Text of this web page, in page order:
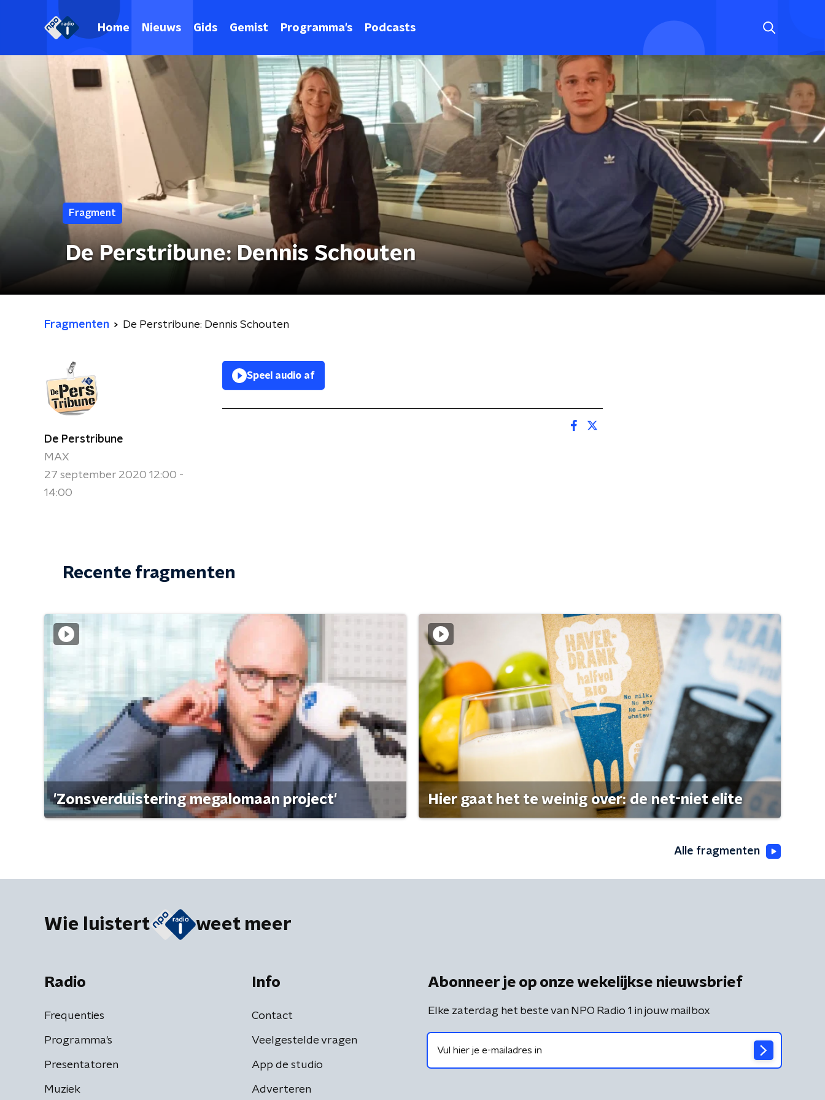
Home Nieuws Gids Gemist Programma's Podcasts
Fragment
De Perstribune: Dennis Schouten
Fragmenten De Perstribune: Dennis Schouten
De Perstribune
MAX
27 september 2020 12:00 -
14:00
Speel audio af
Recente fragmenten
'Zonsverduistering megalomaan project' Hier gaat het te weinig over: de net-niet elite
Alle fragmenten
Wie luistert weet meer
Radio
Frequenties
Programma's
Presentatoren
Muziek
Info
Contact
Veelgestelde vragen
App de studio
Adverteren
Abonneer je op onze wekelijkse nieuwsbrief
Elke zaterdag het beste van NPO Radio 1 in jouw mailbox